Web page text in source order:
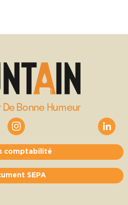
comptabilité
SEPA